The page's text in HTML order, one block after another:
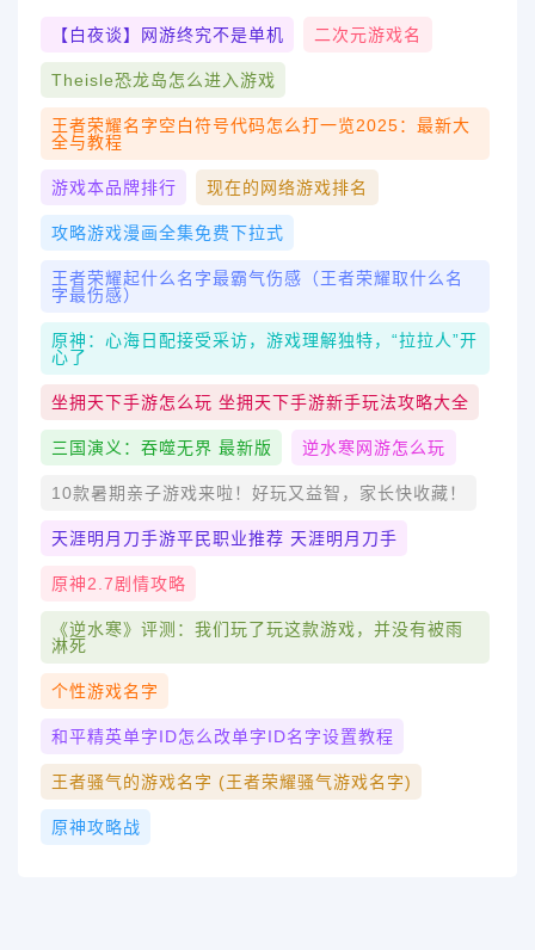
【白夜谈】网游终究不是单机 二次元游戏名
Theisle恐龙岛怎么进入游戏
王者荣耀名字空白符号代码怎么打一览2025：最新大
全与教程
游戏本品牌排行 现在的网络游戏排名
攻略游戏漫画全集免费下拉式
王者荣耀起什么名字最霸气伤感（王者荣耀取什么名
字最伤感）
原神：心海日配接受采访，游戏理解独特，“拉拉人”开
心了
坐拥天下手游怎么玩 坐拥天下手游新手玩法攻略大全
三国演义：吞噬无界 最新版 逆水寒网游怎么玩
10款暑期亲子游戏来啦！好玩又益智，家长快收藏！
天涯明月刀手游平民职业推荐 天涯明月刀手
原神2.7剧情攻略
《逆水寒》评测：我们玩了玩这款游戏，并没有被雨
淋死
个性游戏名字
和平精英单字ID怎么改单字ID名字设置教程
王者骚气的游戏名字 (王者荣耀骚气游戏名字)
原神攻略战